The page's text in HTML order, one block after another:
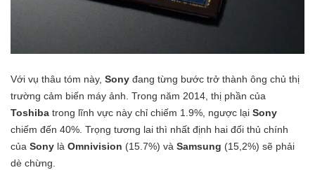
Với vụ thâu tóm này, Sony đang từng bước trở thành ông chủ thị
trường cảm biến máy ảnh. Trong năm 2014, thị phần của
Toshiba trong lĩnh vực này chỉ chiếm 1.9%, ngược lại Sony
chiếm đến 40%. Trọng tương lai thì nhất định hai đối thủ chính
của Sony là Omnivision (15.7%) và Samsung (15,2%) sẽ phải
dè chừng.